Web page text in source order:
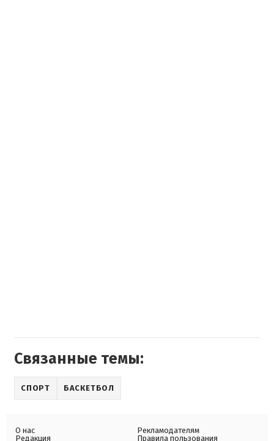
Связанные темы:
СПОРТ БАСКЕТБОЛ
О нас
Редакция
Рекламодателям
Правила пользования